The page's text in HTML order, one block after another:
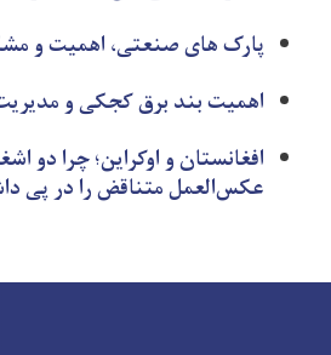
پارک های صنعتی، اهمیت و
اهمیت بند برق کجکی و
افغانستان و اوکراین؛ چرا دو
عکس‌العمل متناقض را در پی